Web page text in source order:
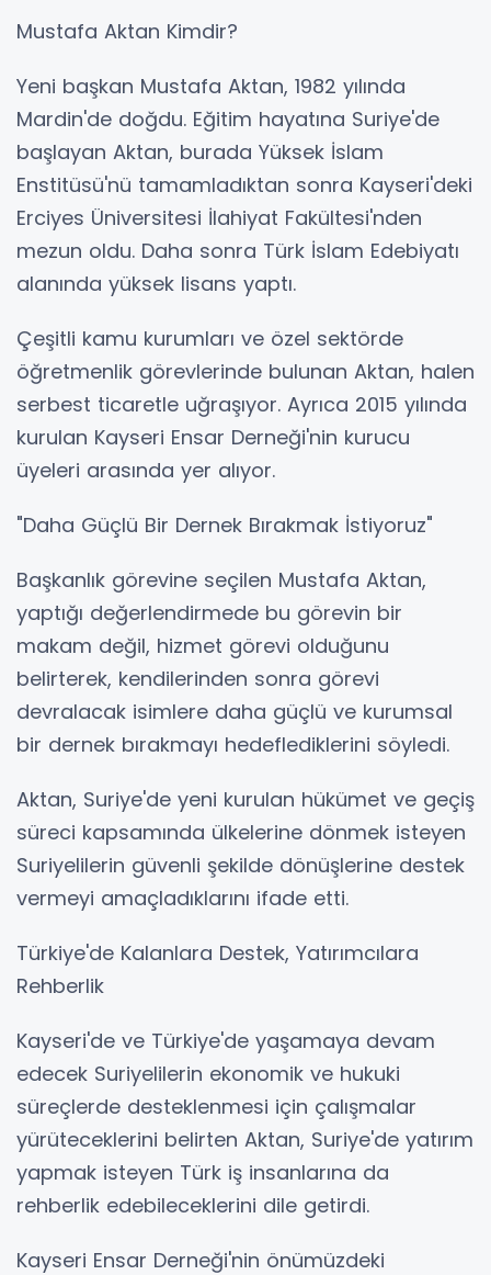
Mustafa Aktan Kimdir?
Yeni başkan Mustafa Aktan, 1982 yılında
Mardin'de doğdu. Eğitim hayatına Suriye'de
başlayan Aktan, burada Yüksek İslam
Enstitüsü'nü tamamladıktan sonra Kayseri'deki
Erciyes Üniversitesi İlahiyat Fakültesi'nden
mezun oldu. Daha sonra Türk İslam Edebiyatı
alanında yüksek lisans yaptı.
Çeşitli kamu kurumları ve özel sektörde
öğretmenlik görevlerinde bulunan Aktan, halen
serbest ticaretle uğraşıyor. Ayrıca 2015 yılında
kurulan Kayseri Ensar Derneği'nin kurucu
üyeleri arasında yer alıyor.
"Daha Güçlü Bir Dernek Bırakmak İstiyoruz"
Başkanlık görevine seçilen Mustafa Aktan,
yaptığı değerlendirmede bu görevin bir
makam değil, hizmet görevi olduğunu
belirterek, kendilerinden sonra görevi
devralacak isimlere daha güçlü ve kurumsal
bir dernek bırakmayı hedeflediklerini söyledi.
Aktan, Suriye'de yeni kurulan hükümet ve geçiş
süreci kapsamında ülkelerine dönmek isteyen
Suriyelilerin güvenli şekilde dönüşlerine destek
vermeyi amaçladıklarını ifade etti.
Türkiye'de Kalanlara Destek, Yatırımcılara
Rehberlik
Kayseri'de ve Türkiye'de yaşamaya devam
edecek Suriyelilerin ekonomik ve hukuki
süreçlerde desteklenmesi için çalışmalar
yürüteceklerini belirten Aktan, Suriye'de yatırım
yapmak isteyen Türk iş insanlarına da
rehberlik edebileceklerini dile getirdi.
Kayseri Ensar Derneği'nin önümüzdeki